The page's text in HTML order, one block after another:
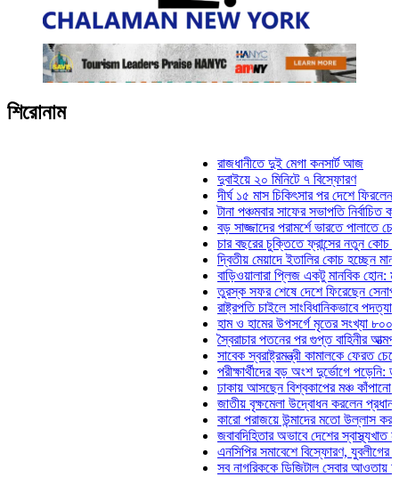
শিরোনাম
রাজধানীতে দুই মেগা কনসার্ট আজ
দুবাইয়ে ২০ মিনিটে ৭ বিস্ফোরণ
দীর্ঘ ১৫ মাস চিকিৎসার পর দেশে ফিরলেন ইলিয়াস
টানা পঞ্চমবার সাফের সভাপতি নির্বাচিত কাজী
বড় সাজ্জাদের পরামর্শে ভারতে পালাতে
চার বছরের চুক্তিতে ফ্রান্সের নতুন কোচ জিদান
দ্বিতীয় মেয়াদে ইতালির কোচ হচ্ছেন মানচিনি
বাড়িওয়ালারা প্লিজ একটু মানবিক হোন: মনিরা মিঠু
তুরস্ক সফর শেষে দেশে ফিরেছেন সেনাপ্রধান
রাষ্ট্রপতি চাইলে সাংবিধানিকভাবে পদত্যাগ করতে
হাম ও হামের উপসর্গে মৃতের সংখ্যা ৮০০ ছাড়াল
স্বৈরাচার পতনের পর গুপ্ত বাহিনীর আত্মপ্রকাশ:
সাবেক স্বরাষ্ট্রমন্ত্রী কামালকে ফেরত চেয়ে
পরীক্ষার্থীদের বড় অংশ দুর্ভোগে পড়েনি: ড. মাহ্‌দী
ঢাকায় আসছেন বিশ্বকাপের মঞ্চ কাঁপানো সেই
জাতীয় বৃক্ষমেলা উদ্বোধন করলেন প্রধানমন্ত্রী
কারো পরাজয়ে উন্মাদের মতো উল্লাস করতে হয়
জবাবদিহিতার অভাবে দেশের স্বাস্থ্যখাত নানা
এনসিপির সমাবেশে বিস্ফোরণ, যুবলীগের দুই
সব নাগরিককে ডিজিটাল সেবার আওতায় আনতে